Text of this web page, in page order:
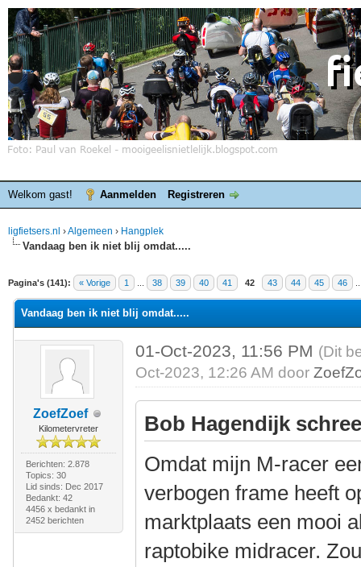
Welkom gast! Aanmelden Registreren
ligfietsers.nl ›Algemeen › Hangplek
Vandaag ben ik niet blij omdat.....
Pagina's (141): « Vorige 1 38 39 40 41 42 43 44 45 46
waardering is 4.4
Vandaag ben ik niet blij omdat.....
ZoefZoef
Kilometervreter
Berichten: 2.878
Topics: 30
Lid sinds: Dec 2017
Bedankt: 42
4456 x bedankt in
2452 berichten
01-Oct-2023, 11:56 PM (Dit
Oct-2023, 12:26 AM door
Bob Hagendijk
Omdat mijn M-racer
verbogen frame heeft
marktplaats een mooi
raptobike midracer.